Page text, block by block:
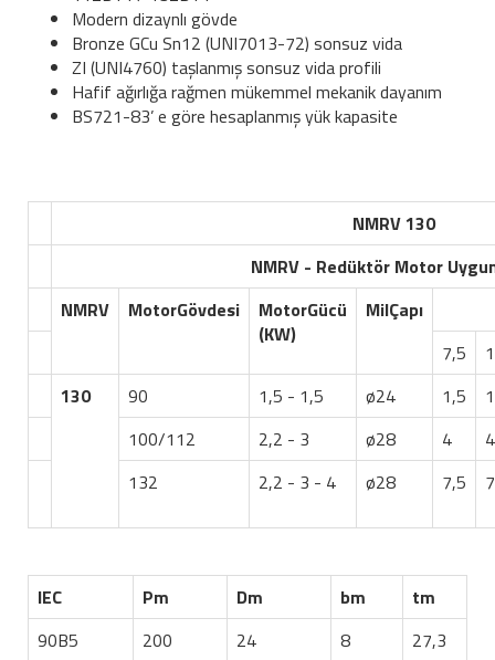
Modern dizaynlı gövde
Bronze GCu Sn12 (UNI7013-72) sonsuz vida
ZI (UNI4760) taşlanmış sonsuz vida profili
Hafif ağırlığa rağmen mükemmel mekanik dayanım
BS721-83’ e göre hesaplanmış yük kapasite
NMRV 130
NMRV - Redüktör Motor Uygunluk
NMRV
MotorGövdesi MotorGücü
(KW)
MilÇapı
7,5
130
90 1,5 - 1,5 ø24 1,5
100/112
2,2 - 3 ø28 4
4
132
2,2 - 3 - 4 ø28 7,5
IEC Pm Dm bm
tm
90B5
200 24 8
27,3